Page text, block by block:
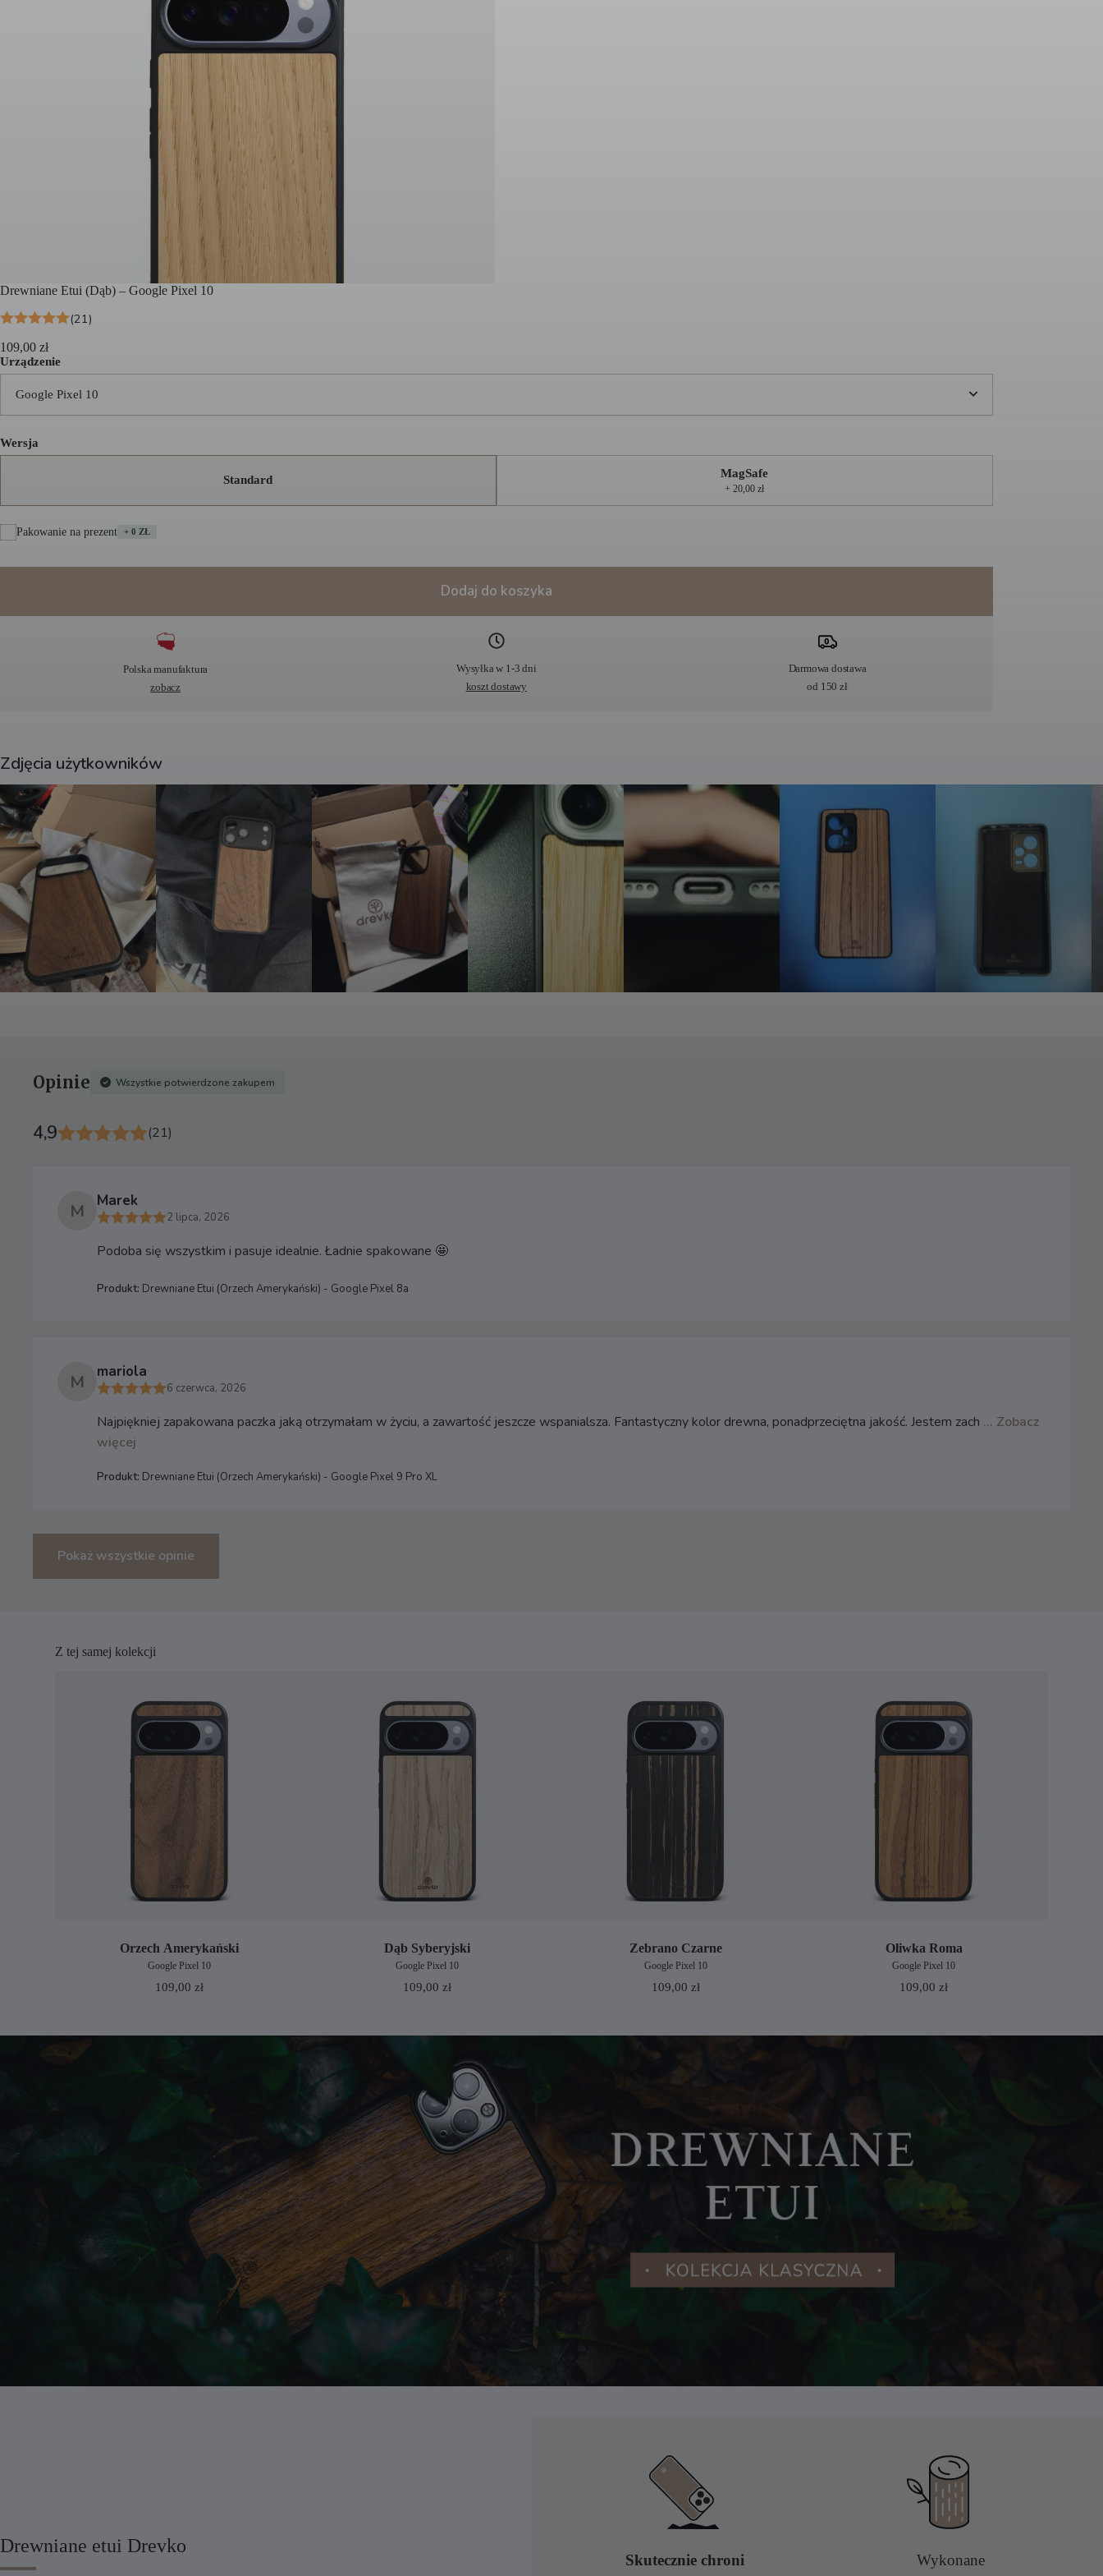
Drewniane Etui (Dąb) – Google Pixel 10
(21)
109,00 zł
Urządzenie
Google Pixel 10
Wersja
Standard
MagSafe
+ 20,00 zł
Pakowanie na prezent + 0 ZŁ
Dodaj do koszyka
v
e
:
Polska manufaktura
zobacz
Wysyłka w 1-3 dni
koszt dostawy
Darmowa dostawa
od 150 zł
Zdjęcia użytkowników
Opinie Wszystkie potwierdzone zakupem
4,9 (21)
M Marek
2 lipca, 2026
Podoba się wszystkim i pasuje idealnie. Ładnie spakowane 🤩
Produkt: Drewniane Etui (Orzech Amerykański) - Google Pixel 8a
M mariola
6 czerwca, 2026
Najpiękniej zapakowana paczka jaką otrzymałam w życiu, a zawartość jeszcze wspanialsza. Fantastyczny kolor drewna, ponadprzeciętna jakość. Jestem zach ... Zobacz
więcej
Produkt: Drewniane Etui (Orzech Amerykański) - Google Pixel 9 Pro XL
Pokaż wszystkie opinie
Z tej samej kolekcji
Orzech Amerykański
Google Pixel 10
109,00 zł
Dąb Syberyjski
Google Pixel 10
109,00zł
Zebrano Czarne
Google Pixel 10
109,00 zł
Oliwka Roma
Google Pixel 10
109,00zł
Drewniane etui Drevko
Skutecznie chroni
Wykonane